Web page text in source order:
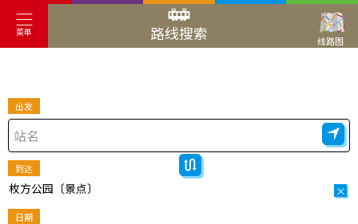
菜单 路线搜索 线路图
出发
到达
枚方公园〔景点〕 ×
日期